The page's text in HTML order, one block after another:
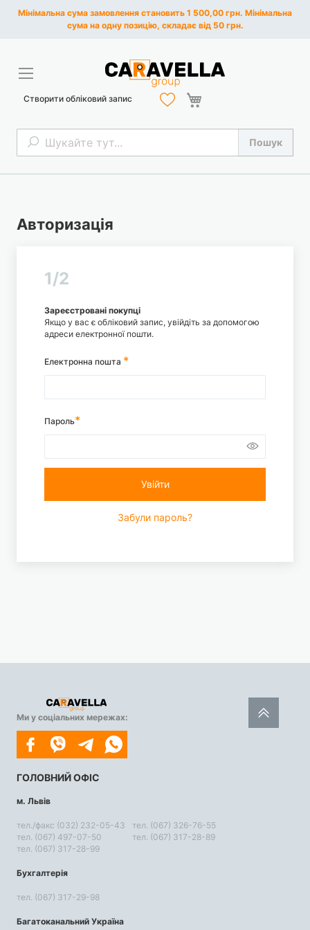
Мінімальна сума замовлення становить 1 500,00 грн. Мінімальна
сума на одну позицію, складає від 50 грн.
Пошук Пошук
Створити обліковий запис
Авторизація
1/2
Зареєстровані покупці
Якщо у вас є обліковий запис, увійдіть за допомогою
адреси електронної пошти.
Електронна пошта
Пароль
Увійти
Забули пароль?
Ми у соціальних мережах:
ГОЛОВНИЙ ОФІС
м. Львів
тел./факс (032) 232-05-43
тел. (067) 497-07-50
тел. (067) 317-28-99
тел. (067) 326-76-55
тел. (067) 317-28-89
Бухгалтерія
тел. (067) 317-29-98
Багатоканальний Україна